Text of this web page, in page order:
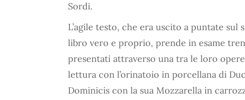
Sordi.
L’agile testo, che era uscito a puntate sul
libro vero e proprio, prende in esame
presentati attraverso una tra le loro
lettura con l’orinatoio in porcellana di
Dominicis con la sua Mozzarella in